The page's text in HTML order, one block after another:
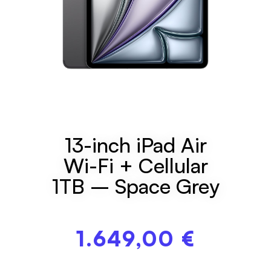
13-inch iPad Air
Wi-Fi + Cellular
1TB – Space Grey
1.649,00 €